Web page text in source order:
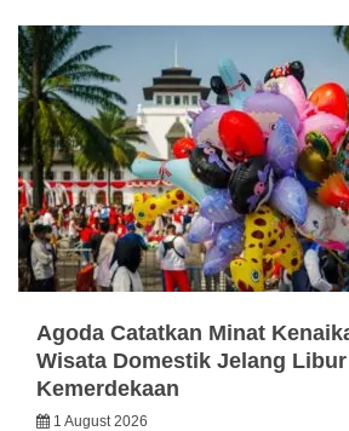
Agoda Catatkan Minat
Wisata Domestik Jelang
Kemerdekaan
1 August 2026